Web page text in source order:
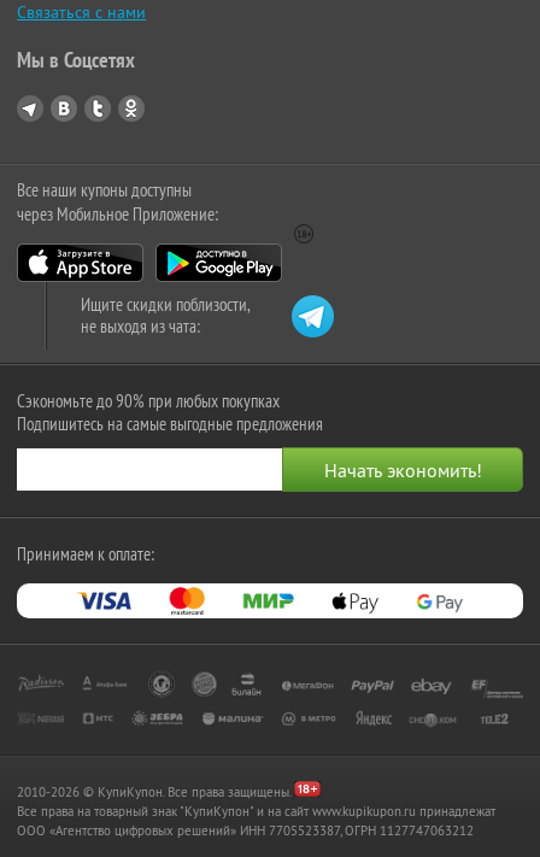
Связаться с нами
Мы в Соцсетях
Все наши купоны доступны
через Мобильное Приложение:
Ищите скидки поблизости,
не выходя из чата:
Сэкономьте до 90% при любых покупках
Подпишитесь на самые выгодные предложения
Принимаем к оплате:
2010-2026 © КупиКупон. Все права защищены.
Все права на товарный знак "КупиКупон" и на сайт www.kupikupon.ru принадлежат
OOO «Агентство цифровых решений» ИНН 7705523387, ОГРН 1127747063212